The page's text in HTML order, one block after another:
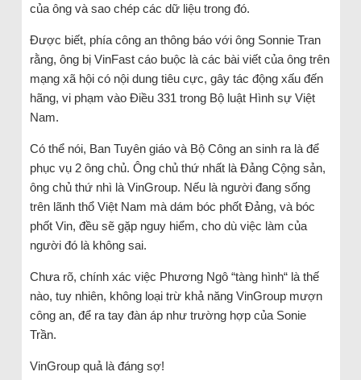
của ông và sao chép các dữ liệu trong đó.
Được biết, phía công an thông báo với ông Sonnie Tran
rằng, ông bị VinFast cáo buộc là các bài viết của ông trên
mạng xã hội có nội dung tiêu cực, gây tác động xấu đến
hãng, vi phạm vào Điều 331 trong Bộ luật Hình sự Việt
Nam.
Có thể nói, Ban Tuyên giáo và Bộ Công an sinh ra là để
phục vụ 2 ông chủ. Ông chủ thứ nhất là Đảng Cộng sản,
ông chủ thứ nhì là VinGroup. Nếu là người đang sống
trên lãnh thổ Việt Nam mà dám bóc phốt Đảng, và bóc
phốt Vin, đều sẽ gặp nguy hiểm, cho dù việc làm của
người đó là không sai.
Chưa rõ, chính xác việc Phương Ngô “tàng hình“ là thế
nào, tuy nhiên, không loại trừ khả năng VinGroup mượn
công an, để ra tay đàn áp như trường hợp của Sonie
Trần.
VinGroup quả là đáng sợ!